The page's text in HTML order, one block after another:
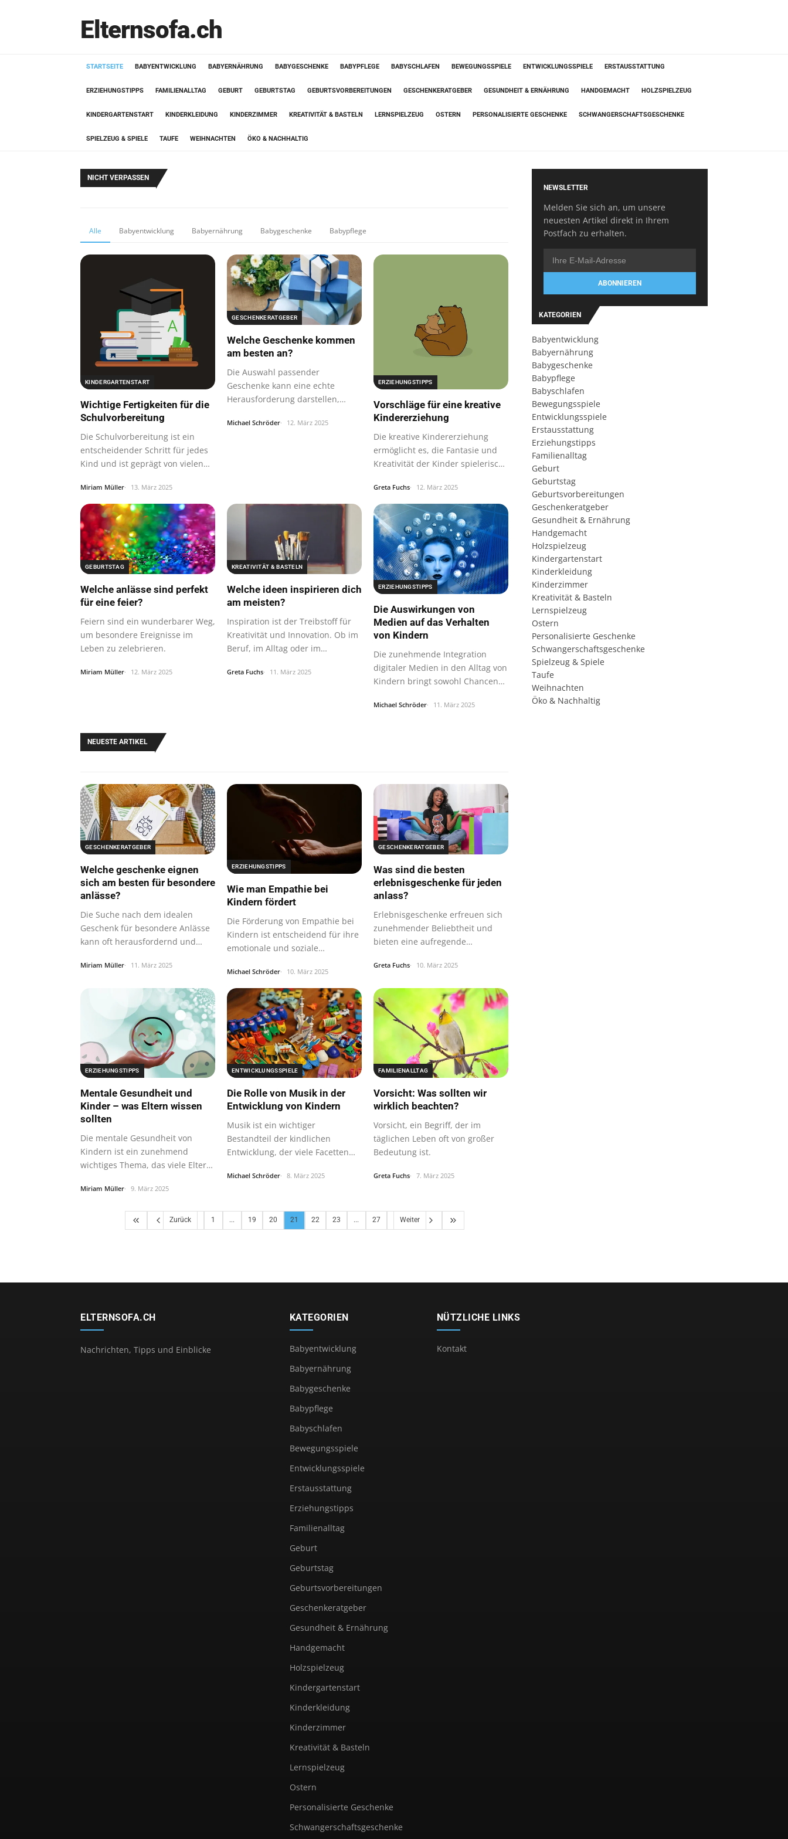
Elternsofa.ch
STARTSEITE BABYENTWICKLUNG BABYERNÄHRUNG BABYGESCHENKE BABYPFLEGE BABYSCHLAFEN BEWEGUNGSSPIELE ENTWICKLUNGSSPIELE ERSTAUSSTATTUNG
ERZIEHUNGSTIPPS FAMILIENALLTAG GEBURT GEBURTSTAG GEBURTSVORBEREITUNGEN GESCHENKERATGEBER GESUNDHEIT & ERNÄHRUNG HANDGEMACHT HOLZSPIELZEUG
KINDERGARTENSTART KINDERKLEIDUNG KINDERZIMMER KREATIVITÄT & BASTELN LERNSPIELZEUG OSTERN PERSONALISIERTE GESCHENKE SCHWANGERSCHAFTSGESCHENKE
SPIELZEUG & SPIELE TAUFE WEIHNACHTEN ÖKO & NACHHALTIG
NICHT VERPASSEN
Alle Babyentwicklung Babyernährung Babygeschenke Babypflege
KINDERGARTENSTART
Wichtige Fertigkeiten für die
Schulvorbereitung
Die Schulvorbereitung ist ein
entscheidender Schritt für jedes
Kind und ist geprägt von vielen…
Miriam Müller 13. März 2025
GESCHENKERATGEBER
Welche Geschenke kommen
am besten an?
Die Auswahl passender
Geschenke kann eine echte
Herausforderung darstellen,
Michael Schröder 12. März 2025
ERZIEHUNGSTIPPS
Vorschläge für eine kreative
Kindererziehung
Die kreative Kindererziehung
ermöglicht es, die Fantasie und
Kreativität der Kinder spielerisch
Greta Fuchs 12. März 2025
GEBURTSTAG
Welche anlässe sind perfekt
für eine feier?
Feiern sind ein wunderbarer Weg,
um besondere Ereignisse im
Leben zu zelebrieren.
Miriam Müller 12. März 2025
KREATIVITÄT & BASTELN
Welche ideen inspirieren dich
am meisten?
Inspiration ist der Treibstoff für
Kreativität und Innovation. Ob im
Beruf, im Alltag oder im…
Greta Fuchs 11. März 2025
ERZIEHUNGSTIPPS
Die Auswirkungen von
Medien auf das Verhalten
von Kindern
Die zunehmende Integration
digitaler Medien in den Alltag von
Kindern bringt sowohl Chancen
Michael Schröder 11. März 2025
NEUESTE ARTIKEL
GESCHENKERATGEBER
Welche geschenke eignen
sich am besten für besondere
anlässe?
Die Suche nach dem idealen
Geschenk für besondere Anlässe
kann oft herausfordernd und
Miriam Müller 11. März 2025
ERZIEHUNGSTIPPS
Wie man Empathie bei
Kindern fördert
Die Förderung von Empathie bei
Kindern ist entscheidend für ihre
emotionale und soziale…
Michael Schröder 10. März 2025
GESCHENKERATGEBER
Was sind die besten
erlebnisgeschenke für jeden
anlass?
Erlebnisgeschenke erfreuen sich
zunehmender Beliebtheit und
bieten eine aufregende
Greta Fuchs 10. März 2025
ERZIEHUNGSTIPPS
Mentale Gesundheit und
Kinder – was Eltern wissen
sollten
Die mentale Gesundheit von
Kindern ist ein zunehmend
wichtiges Thema, das viele Eltern
Miriam Müller 9. März 2025
ENTWICKLUNGSSPIELE
Die Rolle von Musik in der
Entwicklung von Kindern
Musik ist ein wichtiger
Bestandteil der kindlichen
Entwicklung, der viele Facetten
Michael Schröder 8. März 2025
FAMILIENALLTAG
Vorsicht: Was sollten wir
wirklich beachten?
Vorsicht, ein Begriff, der im
täglichen Leben oft von großer
Bedeutung ist.
Greta Fuchs 7. März 2025
Zurück 1 ... 19 20 21 22 23 ... 27 Weiter
NEWSLETTER
Melden Sie sich an, um unsere
neuesten Artikel direkt in Ihrem
Postfach zu erhalten.
ABONNIEREN
KATEGORIEN
Babyentwicklung
Babyernährung
Babygeschenke
Babypflege
Babyschlafen
Bewegungsspiele
Entwicklungsspiele
Erstausstattung
Erziehungstipps
Familienalltag
Geburt
Geburtstag
Geburtsvorbereitungen
Geschenkeratgeber
Gesundheit & Ernährung
Handgemacht
Holzspielzeug
Kindergartenstart
Kinderkleidung
Kinderzimmer
Kreativität & Basteln
Lernspielzeug
Ostern
Personalisierte Geschenke
Schwangerschaftsgeschenke
Spielzeug & Spiele
Taufe
Weihnachten
Öko & Nachhaltig
ELTERNSOFA.CH
Nachrichten, Tipps und Einblicke
KATEGORIEN
Babyentwicklung
Babyernährung
Babygeschenke
Babypflege
Babyschlafen
Bewegungsspiele
Entwicklungsspiele
Erstausstattung
Erziehungstipps
Familienalltag
Geburt
Geburtstag
Geburtsvorbereitungen
Geschenkeratgeber
Gesundheit & Ernährung
Handgemacht
Holzspielzeug
Kindergartenstart
Kinderkleidung
Kinderzimmer
Kreativität & Basteln
Lernspielzeug
Ostern
Personalisierte Geschenke
Schwangerschaftsgeschenke
NÜTZLICHE LINKS
Kontakt